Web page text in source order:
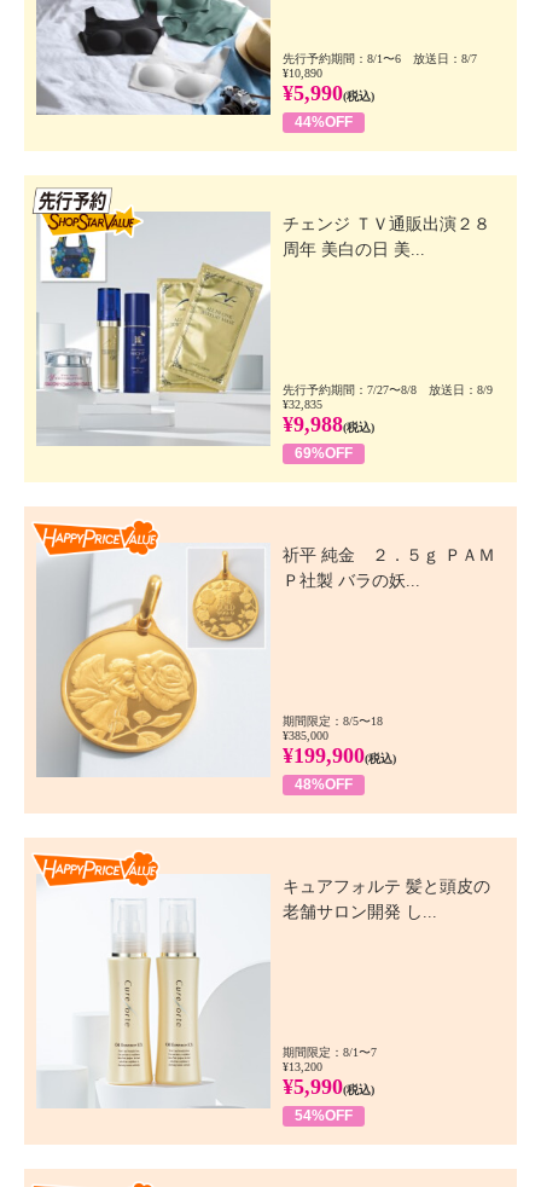
先行予約期間：8/1〜6 放送日：8/7
¥10,890
¥5,990(税込)
44%OFF
チェンジ ＴＶ通販出演２８
周年 美白の日 美...
先行予約期間：7/27〜8/8 放送日：8/9
¥32,835
¥9,988(税込)
69%OFF
祈平 純金 ２．５ｇ ＰＡＭ
Ｐ社製 バラの妖...
期間限定：8/5〜18
¥385,000
¥199,900(税込)
48%OFF
キュアフォルテ 髪と頭皮の
老舗サロン開発 し...
期間限定：8/1〜7
¥13,200
¥5,990(税込)
54%OFF